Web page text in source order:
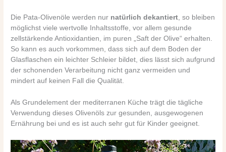
Die Pata-Olivenöle werden nur natürlich dekantiert , so bleiben
möglichst viele wertvolle Inhaltsstoffe, vor allem gesunde
zellstärkende Antioxidantien, im puren „Saft der Olive“ erhalten.
So kann es auch vorkommen, dass sich auf dem Boden der
Glasflaschen ein leichter Schleier bildet, dies lässt sich aufgrund
der schonenden Verarbeitung nicht ganz vermeiden und
mindert auf keinen Fall die Qualität.
Als Grundelement der mediterranen Küche trägt die tägliche
Verwendung dieses Olivenöls zur gesunden, ausgewogenen
Ernährung bei und es ist auch sehr gut für Kinder geeignet.